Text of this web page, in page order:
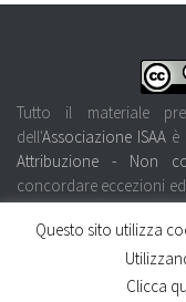
Tutto il materiale
dell'Associazione ISAA è
Attribuzione - Non
concordare eccezioni
propria richiesta
Powered by
Questo sito utilizza
Clicca